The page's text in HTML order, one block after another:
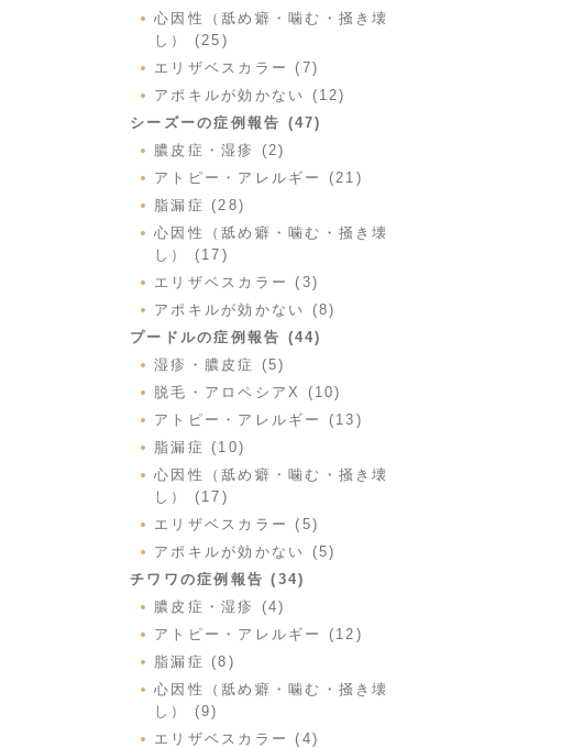
心因性（舐め癖・噛む・掻き壊
し） (25)
エリザベスカラー (7)
アポキルが効かない (12)
シーズーの症例報告 (47)
膿皮症・湿疹 (2)
アトピー・アレルギー (21)
脂漏症 (28)
心因性（舐め癖・噛む・掻き壊
し） (17)
エリザベスカラー (3)
アポキルが効かない (8)
プードルの症例報告 (44)
湿疹・膿皮症 (5)
脱毛・アロペシアX (10)
アトピー・アレルギー (13)
脂漏症 (10)
心因性（舐め癖・噛む・掻き壊
し） (17)
エリザベスカラー (5)
アポキルが効かない (5)
チワワの症例報告 (34)
膿皮症・湿疹 (4)
アトピー・アレルギー (12)
脂漏症 (8)
心因性（舐め癖・噛む・掻き壊
し） (9)
エリザベスカラー (4)